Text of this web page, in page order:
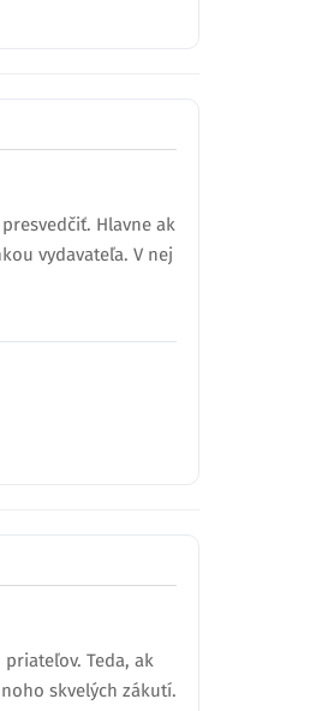
Hlavne ak
vydavateľa. V nej
Teda, ak
skvelých zákutí.